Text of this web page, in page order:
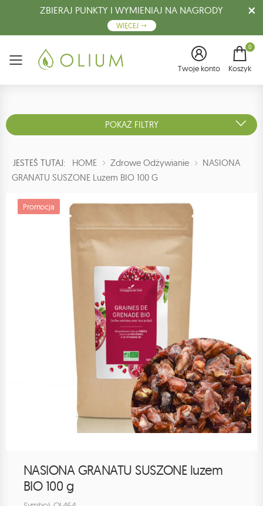
ZBIERAJ PUNKTY I WYMIENIAJ NA NAGRODY
WIĘCEJ
Menu Twoje konto
0
Koszyk
POKAŻ FILTRY
JESTEŚ TUTAJ: HOME Zdrowe Odżywianie
NASIONA
GRANATU SUSZONE Luzem BIO 100 G
Promocja
NASIONA GRANATU SUSZONE luzem
BIO 100 g